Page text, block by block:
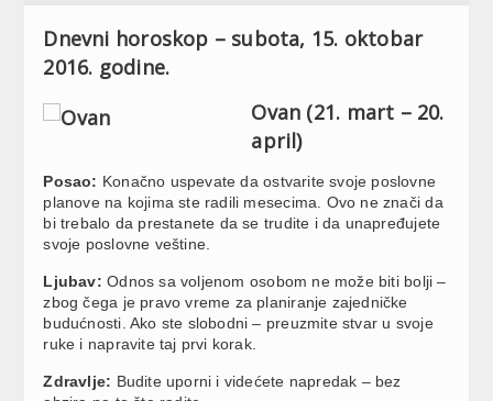
Dnevni horoskop – subota, 15. oktobar
2016. godine.
Ovan (21. mart – 20.
april)
Posao: Konačno uspevate da ostvarite svoje poslovne
planove na kojima ste radili mesecima. Ovo ne znači da
bi trebalo da prestanete da se trudite i da unapređujete
svoje poslovne veštine.
Ljubav: Odnos sa voljenom osobom ne može biti bolji –
zbog čega je pravo vreme za planiranje zajedničke
budućnosti. Ako ste slobodni – preuzmite stvar u svoje
ruke i napravite taj prvi korak.
Zdravlje: Budite uporni i videćete napredak – bez